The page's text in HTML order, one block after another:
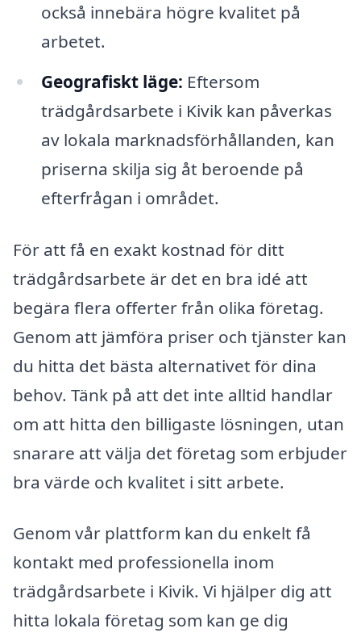
också innebära högre kvalitet på
arbetet.
Geografiskt läge: Eftersom
trädgårdsarbete i Kivik kan påverkas
av lokala marknadsförhållanden, kan
priserna skilja sig åt beroende på
efterfrågan i området.
För att få en exakt kostnad för ditt
trädgårdsarbete är det en bra idé att
begära flera offerter från olika företag.
Genom att jämföra priser och tjänster kan
du hitta det bästa alternativet för dina
behov. Tänk på att det inte alltid handlar
om att hitta den billigaste lösningen, utan
snarare att välja det företag som erbjuder
bra värde och kvalitet i sitt arbete.
Genom vår plattform kan du enkelt få
kontakt med professionella inom
trädgårdsarbete i Kivik. Vi hjälper dig att
hitta lokala företag som kan ge dig